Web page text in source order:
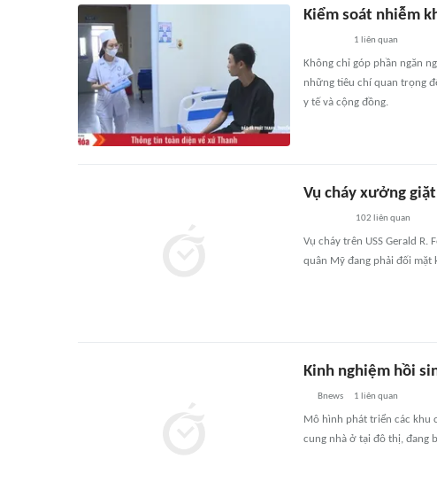
Kiểm soát nhiễm
1 liên quan
Không chỉ góp phần ngăn
những tiêu chí quan trọng
y tế và cộng đồng.
Vụ cháy xưởng
102 liên quan
Vụ cháy trên USS Gerald
quân Mỹ đang phải đối mặt
Kinh nghiệm hồi
Bnews 1 liên quan
Mô hình phát triển các khu
cung nhà ở tại đô thị, đang